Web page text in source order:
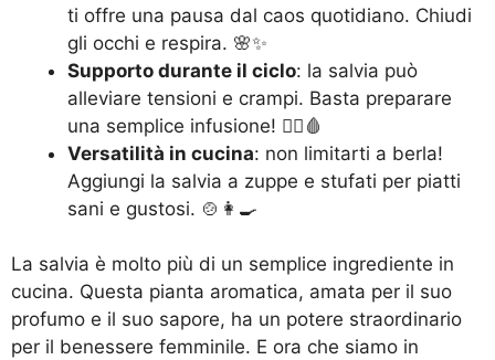
ti offre una pausa dal caos quotidiano. Chiudi
gli occhi e respira. 🌸✨
Supporto durante il ciclo: la salvia può
alleviare tensioni e crampi. Basta preparare
una semplice infusione! 🧘‍♀️🩸
Versatilità in cucina: non limitarti a berla!
Aggiungi la salvia a zuppe e stufati per piatti
sani e gustosi. 🍲👩‍🍳
La salvia è molto più di un semplice ingrediente in
cucina. Questa pianta aromatica, amata per il suo
profumo e il suo sapore, ha un potere straordinario
per il benessere femminile. E ora che siamo in